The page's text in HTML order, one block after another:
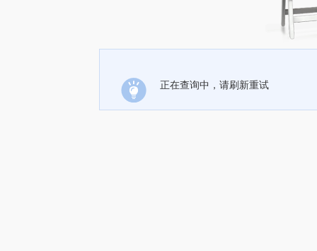
正在查询中，请刷新重试